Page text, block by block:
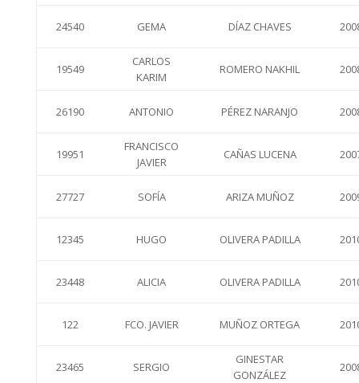
24540 GEMA DÍAZ CHAVES
19549
CARLOS
KARIM
ROMERO NAKHIL
26190 ANTONIO PÉREZ NARANJO
19951
FRANCISCO
JAVIER
CAÑAS LUCENA
27727 SOFÍA ARIZA MUÑOZ
12345 HUGO OLIVERA PADILLA
23448 ALICIA OLIVERA PADILLA
122 FCO. JAVIER MUÑOZ ORTEGA
23465 SERGIO
GINESTAR
GONZÁLEZ